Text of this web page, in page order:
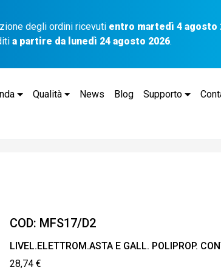
degli ordini ricevuti entro martedì 4 agosto
a partire da lunedì 24 agosto 2026.
Qualità News Blog Supporto
COD: MFS17/D2
LIVEL.ELETTROM.ASTA E GALL. POLIPROP.
28,74€